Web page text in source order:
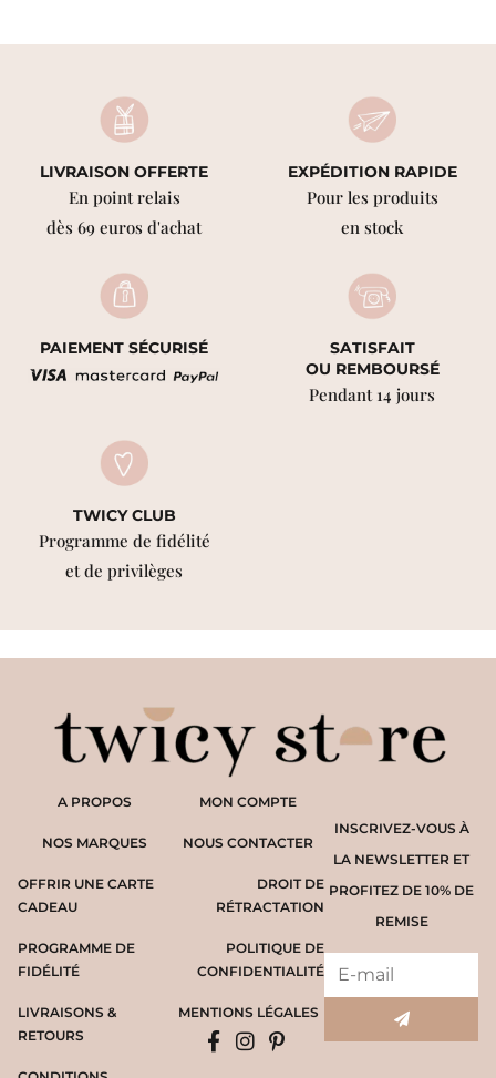
LIVRAISON OFFERTE
En point relais
dès 69 euros d'achat
EXPÉDITION RAPIDE
Pour les produits
en stock
PAIEMENT SÉCURISÉ
SATISFAIT
OU REMBOURSÉ
Pendant 14 jours
TWICY CLUB
Programme de fidélité
et de privilèges
A PROPOS
NOS MARQUES
OFFRIR UNE CARTE
CADEAU
PROGRAMME DE
FIDÉLITÉ
LIVRAISONS &
RETOURS
INSCRIVEZ-VOUS À
LA NEWSLETTER ET
PROFITEZ DE 10% DE
REMISE
MON COMPTE
NOUS CONTACTER
DROIT DE
RÉTRACTATION
POLITIQUE DE
CONFIDENTIALITÉ
MENTIONS LÉGALES